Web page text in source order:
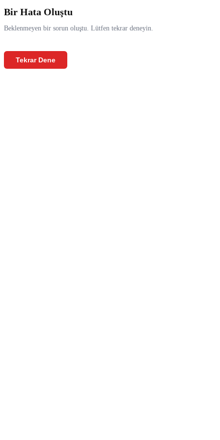
Bir Hata Oluştu
Beklenmeyen bir sorun oluştu. Lütfen tekrar deneyin.
Tekrar Dene